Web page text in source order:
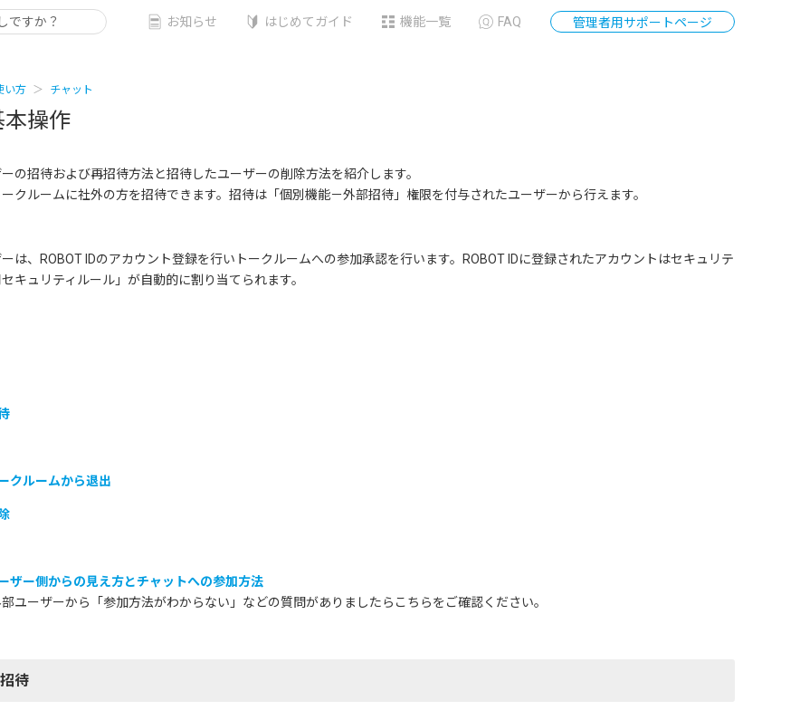
お知らせ はじめてガイド 機能一覧 FAQ 管理者用サポートページ
い方 チャット
操作
の招待および再招待方法と招待したユーザーの削除方法を紹介します。
クルームに社外の方を招待できます。招待は「個別機能－外部招待」権限を付与されたユーザーから行えます。
は、ROBOT IDのアカウント登録を行いトークルームへの参加承認を行います。ROBOT IDに登録されたアカウントはセキュリテ
キュリティルール」が自動的に割り当てられます。
クルームから退出
ザー側からの見え方とチャットへの参加方法
ーザーから「参加方法がわからない」などの質問がありましたらこちらをご確認ください。
待